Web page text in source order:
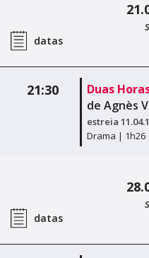
Coimbra
Teatro Académico Gil
Coimbra
datas
21:30
Duas
de Agnès
estreia
Drama | 1h26
datas